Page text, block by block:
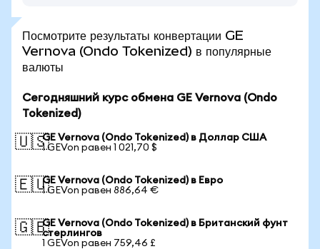
Посмотрите результаты конвертации GE
Vernova (Ondo Tokenized) в популярные
валюты
Сегодняшний курс обмена GE Vernova (Ondo
Tokenized)
🇺🇸GE Vernova (Ondo Tokenized) в Доллар США
1 GEVon равен 1 021,70 $
🇪🇺GE Vernova (Ondo Tokenized) в Евро
1 GEVon равен 886,64 €
🇬🇧GE Vernova (Ondo Tokenized) в Британский фунт
стерлингов
1 GEVon равен 759,46 £